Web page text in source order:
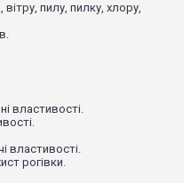
вітру, пилу, пилку, хлору,
властивості.
властивості.
рогівки.